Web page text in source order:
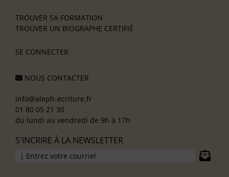
TROUVER SA FORMATION
TROUVER UN BIOGRAPHE CERTIFIÉ
SE CONNECTER
NOUS CONTACTER
info@aleph-ecriture.fr
01 80 05 21 30
du lundi au vendredi de 9h à 17h
S'INCRIRE À LA NEWSLETTER